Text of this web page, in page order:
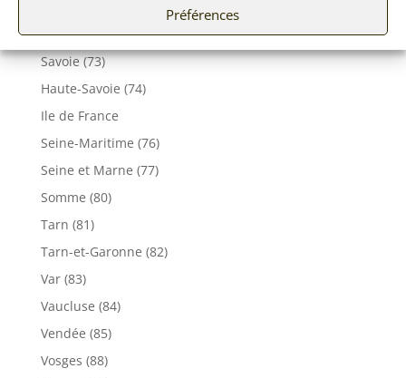
Préférences
Sarthe (72)
Savoie (73)
Haute-Savoie (74)
Ile de France
Seine-Maritime (76)
Seine et Marne (77)
Somme (80)
Tarn (81)
Tarn-et-Garonne (82)
Var (83)
Vaucluse (84)
Vendée (85)
Vosges (88)